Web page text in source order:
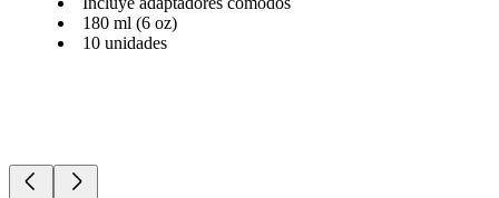
180 ml (6 oz)
10 unidades